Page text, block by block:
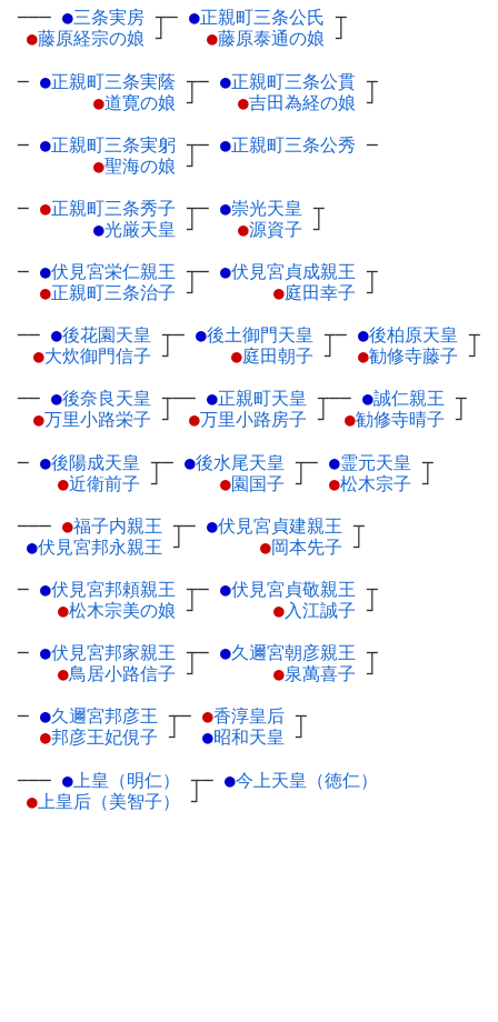
─── ●三条実房 ┬
●藤原経宗の娘 ┘
─ ●正親町三条公氏 ┬
●藤原泰通の娘 ┘
─ ●正親町三条実蔭 ┬
●道寛の娘 ┘
─ ●正親町三条公貫 ┬
●吉田為経の娘 ┘
─ ●正親町三条実躬 ┬
●聖海の娘 ┘
─ ●正親町三条公秀 ─
─ ●正親町三条秀子 ┬
●光厳天皇 ┘
─ ●崇光天皇 ┬
●源資子 ┘
─ ●伏見宮栄仁親王 ┬
●正親町三条治子 ┘
─ ●伏見宮貞成親王 ┬
●庭田幸子 ┘
── ●後花園天皇 ┬
●大炊御門信子 ┘
─ ●後土御門天皇 ┬
●庭田朝子 ┘
─ ●後柏原天皇 ┬
●勧修寺藤子 ┘
── ●後奈良天皇 ┬
●万里小路栄子 ┘
── ●正親町天皇 ┬
●万里小路房子 ┘
── ●誠仁親王 ┬
●勧修寺晴子 ┘
─ ●後陽成天皇 ┬
●近衛前子 ┘
─ ●後水尾天皇 ┬
●園国子 ┘
─ ●霊元天皇 ┬
●松木宗子 ┘
─── ●福子内親王 ┬
●伏見宮邦永親王 ┘
─ ●伏見宮貞建親王 ┬
●岡本先子 ┘
─ ●伏見宮邦頼親王 ┬
●松木宗美の娘 ┘
─ ●伏見宮貞敬親王 ┬
●入江誠子 ┘
─ ●伏見宮邦家親王 ┬
●鳥居小路信子 ┘
─ ●久邇宮朝彦親王 ┬
●泉萬喜子 ┘
─ ●久邇宮邦彦王 ┬
●邦彦王妃俔子 ┘
─ ●香淳皇后 ┬
●昭和天皇 ┘
─── ● 上皇（明仁）
┬
● 上皇后（美智子） ┘
─ ●今上天皇（徳仁）